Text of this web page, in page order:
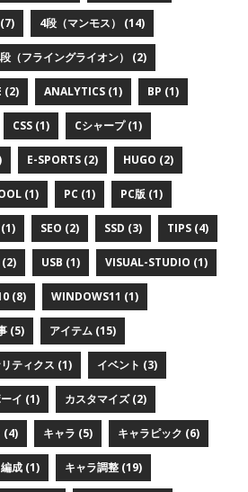
4段（マンモス） (14)
（フライングライオン） (2)
(2) ANALYTICS (1) BP (1)
CSS (1) Cシャープ (1)
E-SPORTS (2) HUGO (2)
(1) PC (1) PC版 (1)
SEO (2) SSD (3) TIPS (4)
USB (1) VISUAL-STUDIO (1)
(8) WINDOWS11 (1)
(5) アイテム (15)
ティクス (1) イベント (3)
イ (1) カスタマイズ (2)
(4) キャラ (5) キャラピック (6)
成 (1) キャラ調整 (19)